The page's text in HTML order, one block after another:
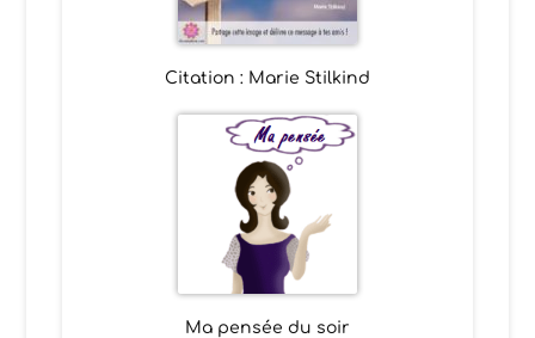
Citation : Marie Stilkind
Ma pensée du soir